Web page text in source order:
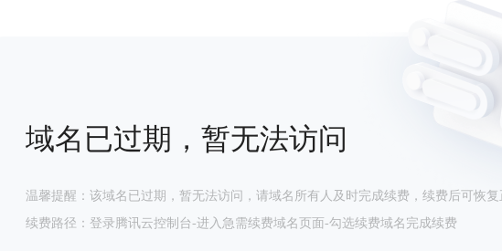
域名已过期，暂无法访问
温馨提醒：该域名已过期，暂无法访问，请域名所有人及时完成续费，续费后可恢复
续费路径：登录腾讯云控制台-进入急需续费域名页面-勾选续费域名完成续费